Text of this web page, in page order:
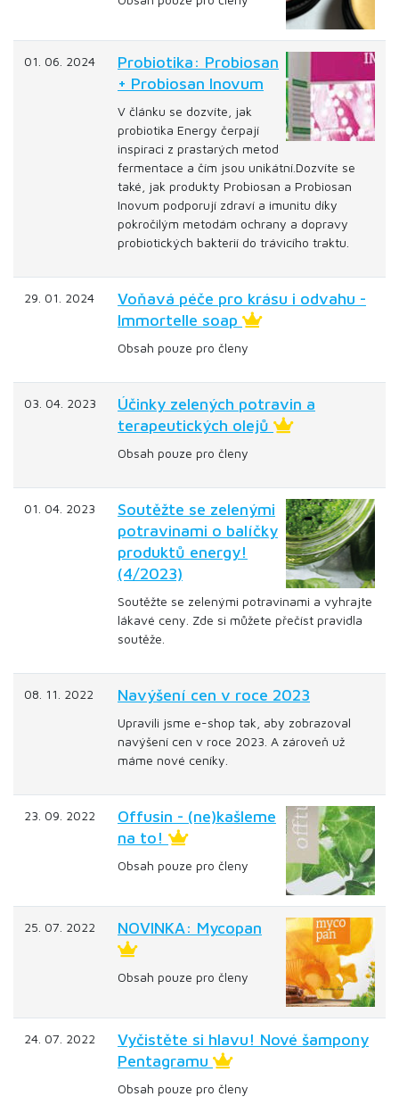
01. 06. 2024
Probiotika: Probiosan
+ Probiosan Inovum
V článku se dozvíte, jak
probiotika Energy čerpají
inspiraci z prastarých metod
fermentace a čím jsou unikátní.Dozvíte se
také, jak produkty Probiosan a Probiosan
Inovum podporují zdraví a imunitu díky
pokročilým metodám ochrany a dopravy
probiotických bakterií do trávicího traktu.
29. 01. 2024
Voňavá péče pro krásu i odvahu -
Immortelle soap
Obsah pouze pro členy
03. 04. 2023
Účinky zelených potravin a
terapeutických olejů
Obsah pouze pro členy
01. 04. 2023
Soutěžte se zelenými
potravinami o balíčky
produktů energy!
(4/2023)
Soutěžte se zelenými potravinami a vyhrajte
lákavé ceny. Zde si můžete přečíst pravidla
soutěže.
08. 11. 2022 Navýšení cen v roce 2023
Upravili jsme e-shop tak, aby zobrazoval
navýšení cen v roce 2023. A zároveň už
máme nové ceníky.
23. 09. 2022
Offusin - (ne)kašleme
na to!
Obsah pouze pro členy
25. 07. 2022 NOVINKA: Mycopan
Obsah pouze pro členy
24. 07. 2022
Vyčistěte si hlavu! Nové šampony
Pentagramu
Obsah pouze pro členy